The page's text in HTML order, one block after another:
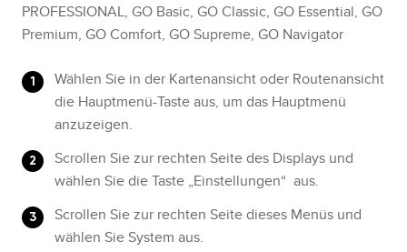
PROFESSIONAL, GO Basic, GO Classic, GO Essential, GO
Premium, GO Comfort, GO Supreme, GO Navigator
Wählen Sie in der Kartenansicht oder Routenansicht
die Hauptmenü-Taste aus, um das Hauptmenü
anzuzeigen.
Scrollen Sie zur rechten Seite des Displays und
wählen Sie die Taste „Einstellungen“ aus.
Scrollen Sie zur rechten Seite dieses Menüs und
wählen Sie System aus.